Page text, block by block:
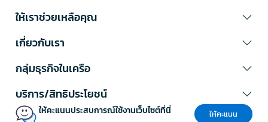
ให้เราช่วยเหลือคุณ
เกี่ยวกับเรา
กลุ่มธุรกิจในเครือ
บริการ/สิทธิประโยชน์
ให้คะแนนประสบการณ์ใช้งานเว็บไซต์ที่นี่ ให้คะแนน